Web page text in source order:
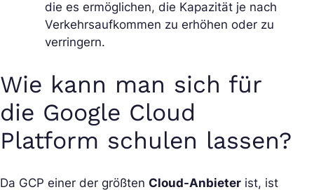
die es ermöglichen, die Kapazität je nach
Verkehrsaufkommen zu erhöhen oder zu
verringern.
Wie kann man sich für
die Google Cloud
Platform schulen lassen?
Da GCP einer der größten Cloud-Anbieter ist, ist